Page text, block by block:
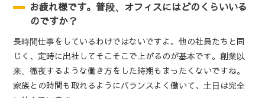
お疲れ様です。普段、オフィスにはどのくらいいる
のですか？
長時間仕事をしているわけではないですよ。他の社員たちと同
じく、定時に出社してそこそこで上がるのが基本です。創業以
来、徹夜するような働き方をした時期もまったくないですね。
家族との時間も取れるようにバランスよく働いて、土日は完全